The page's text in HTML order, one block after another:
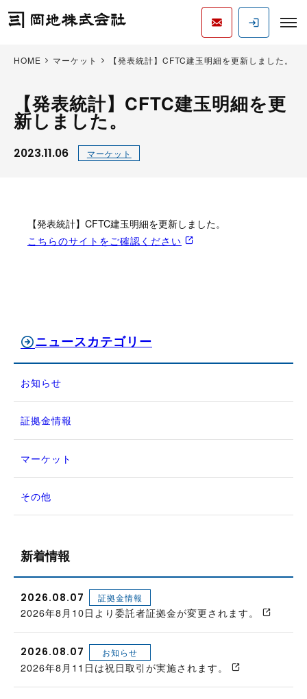
HOME マーケット 【発表統計】CFTC建玉明細を更新しました。
【発表統計】CFTC建玉明細を更
新しました。
2023.11.06 マーケット
【発表統計】CFTC建玉明細を更新しました。
こちらのサイトをご確認ください
ニュースカテゴリー
お知らせ
証拠金情報
マーケット
その他
新着情報
2026.08.07 証拠金情報
2026年8月10日より委託者証拠金が変更されます。
2026.08.07 お知らせ
2026年8月11日は祝日取引が実施されます。